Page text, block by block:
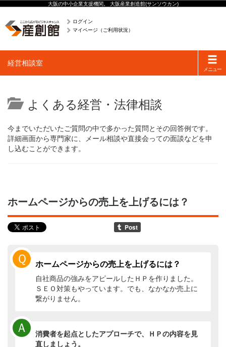
大阪の中小企業支援機関。 大阪産業創造館(サンソウカン)
ログイン
マイページ（ご利用状況）
Toggle
メニュー
経営相談室
よくある経営・法律相談
今までいただいたご質問の中で多かった質問とその回答例です。
詳細画面から専門家に、メール相談や直接会っての面談などを申
し込むことができます。
ホームページからの売上を上げるには？
Ｑ ホームページからの売上を上げるには？
自社商品の強みをアピールしたＨＰを作りました。
ＳＥＯ対策もやっています。でも、なかなか売上に
繋がりません。
Ａ
消費者を起点としたアプローチで、ＨＰの内容を見
直しましょう。